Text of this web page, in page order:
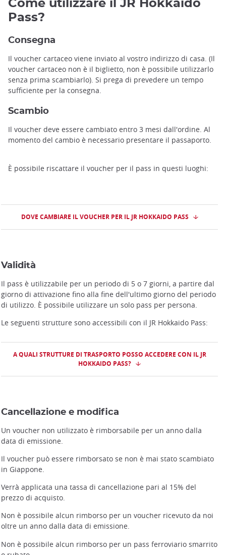
Come utilizzare il JR Hokkaido
Pass?
Consegna
Il voucher cartaceo viene inviato al vostro indirizzo di casa. (Il
voucher cartaceo non è il biglietto, non è possibile utilizzarlo
senza prima scambiarlo). Si prega di prevedere un tempo
sufficiente per la consegna.
Scambio
Il voucher deve essere cambiato entro 3 mesi dall'ordine. Al
momento del cambio è necessario presentare il passaporto.
È possibile riscattare il voucher per il pass in questi luoghi:
DOVE CAMBIARE IL VOUCHER PER IL JR HOKKAIDO PASS
Validità
Il pass è utilizzabile per un periodo di 5 o 7 giorni, a partire dal
giorno di attivazione fino alla fine dell'ultimo giorno del periodo
di utilizzo. È possibile utilizzare un solo pass per persona.
Le seguenti strutture sono accessibili con il JR Hokkaido Pass:
A QUALI STRUTTURE DI TRASPORTO POSSO ACCEDERE CON IL JR
HOKKAIDO PASS?
Cancellazione e modifica
Un voucher non utilizzato è rimborsabile per un anno dalla
data di emissione.
Il voucher può essere rimborsato se non è mai stato scambiato
in Giappone.
Verrà applicata una tassa di cancellazione pari al 15% del
prezzo di acquisto.
Non è possibile alcun rimborso per un voucher ricevuto da noi
oltre un anno dalla data di emissione.
Non è possibile alcun rimborso per un pass ferroviario smarrito